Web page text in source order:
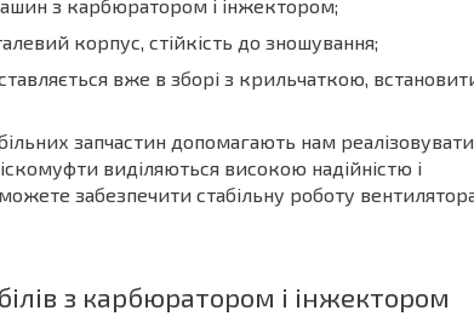
з карбюратором і інжектором;
корпус, стійкість до зношування;
вже в зборі з крильчаткою, встановити
запчастин допомагають нам реалізовувати
виділяються високою надійністю і
забезпечити стабільну роботу
з карбюратором і інжектором